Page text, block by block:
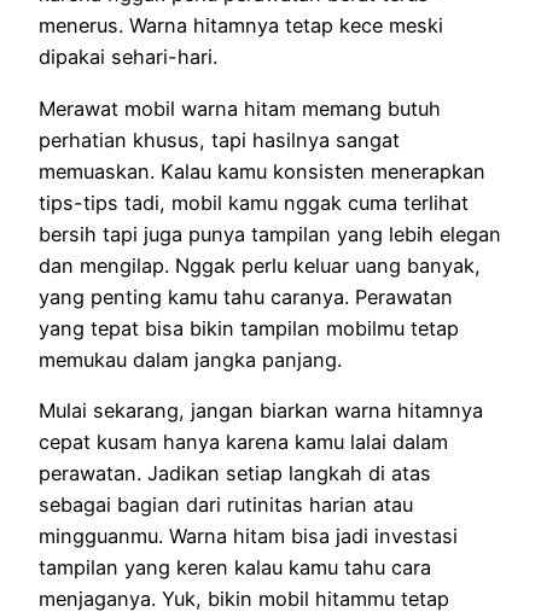
menerus. Warna hitamnya tetap kece meski
dipakai sehari-hari.
Merawat mobil warna hitam memang butuh
perhatian khusus, tapi hasilnya sangat
memuaskan. Kalau kamu konsisten menerapkan
tips-tips tadi, mobil kamu nggak cuma terlihat
bersih tapi juga punya tampilan yang lebih elegan
dan mengilap. Nggak perlu keluar uang banyak,
yang penting kamu tahu caranya. Perawatan
yang tepat bisa bikin tampilan mobilmu tetap
memukau dalam jangka panjang.
Mulai sekarang, jangan biarkan warna hitamnya
cepat kusam hanya karena kamu lalai dalam
perawatan. Jadikan setiap langkah di atas
sebagai bagian dari rutinitas harian atau
mingguanmu. Warna hitam bisa jadi investasi
tampilan yang keren kalau kamu tahu cara
menjaganya. Yuk, bikin mobil hitammu tetap